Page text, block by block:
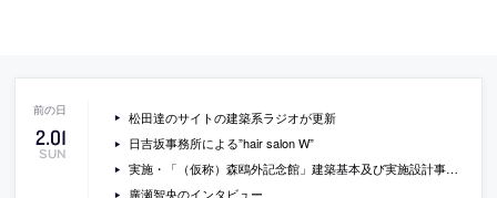
2.01
SUN
松田達のサイトの建築系ラジオが更新
日吉坂事務所による”hair salon W”
実施・「（仮称）森鴎外記念館」建築基本及び実施設計事業者の募集[募集]
廣瀬智央のインタビュー